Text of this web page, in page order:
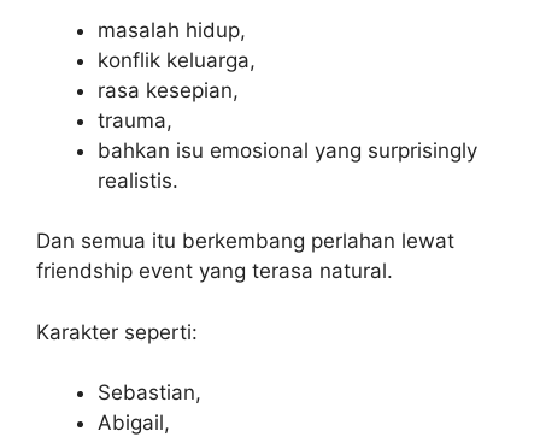
masalah hidup,
konflik keluarga,
rasa kesepian,
trauma,
bahkan isu emosional yang surprisingly
realistis.
Dan semua itu berkembang perlahan lewat
friendship event yang terasa natural.
Karakter seperti:
Sebastian,
Abigail,